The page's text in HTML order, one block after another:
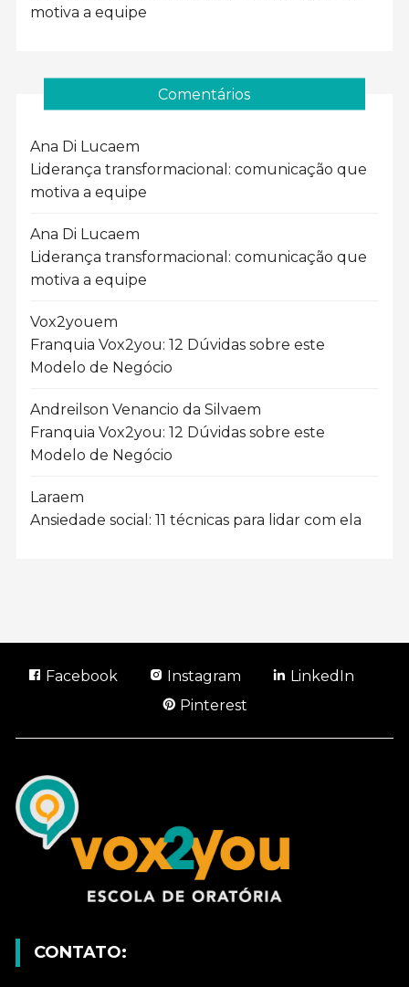
motiva a equipe
Comentários
Ana Di Lucaem
Liderança transformacional: comunicação que
motiva a equipe
Ana Di Lucaem
Liderança transformacional: comunicação que
motiva a equipe
Vox2youem
Franquia Vox2you: 12 Dúvidas sobre este
Modelo de Negócio
Andreilson Venancio da Silvaem
Franquia Vox2you: 12 Dúvidas sobre este
Modelo de Negócio
Laraem
Ansiedade social: 11 técnicas para lidar com ela
Facebook Instagram
LinkedIn
Pinterest
CONTATO: